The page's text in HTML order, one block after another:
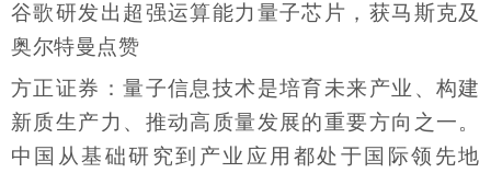
谷歌研发出超强运算能力量子芯片，获马斯克及
奥尔特曼点赞
方正证券：量子信息技术是培育未来产业、构建
新质生产力、推动高质量发展的重要方向之一。
中国从基础研究到产业应用都处于国际领先地